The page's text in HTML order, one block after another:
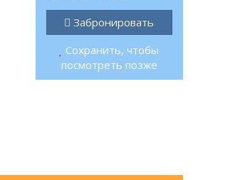
Забронировать
Сохранить, чтобы
посмотреть позже